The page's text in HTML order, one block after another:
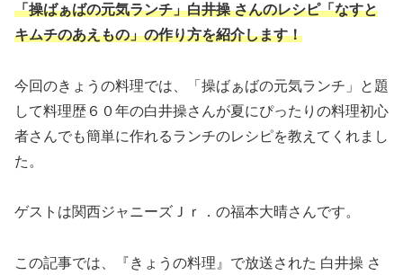
「操ばぁばの元気ランチ」白井操さんのレシピ「なすと
キムチのあえもの」の作り方を紹介します！
今回のきょうの料理では、「操ばぁばの元気ランチ」と題
して料理歴６０年の白井操さんが夏にぴったりの料理初心
者さんでも簡単に作れるランチのレシピを教えてくれまし
た。
ゲストは関西ジャニーズＪｒ．の福本大晴さんです。
この記事では、『きょうの料理』で放送された 白井操 さ